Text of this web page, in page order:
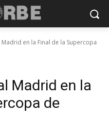
Madrid en la Final de la Supercopa
Madrid en la
de